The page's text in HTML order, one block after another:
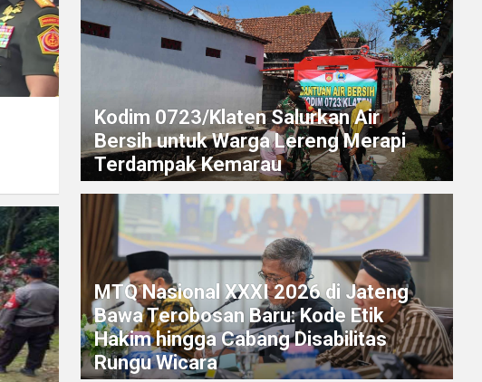
Kodim 0723/Klaten Salurkan Air
Bersih untuk Warga Lereng Merapi
Terdampak Kemarau
MTQ Nasional XXXI 2026 di Jateng
Bawa Terobosan Baru: Kode Etik
Hakim hingga Cabang Disabilitas
Rungu Wicara